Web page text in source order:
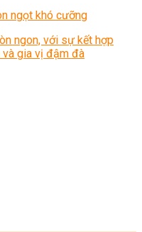
ngọt khó cưỡng
ngon, với sự kết hợp
gia vị đậm đà